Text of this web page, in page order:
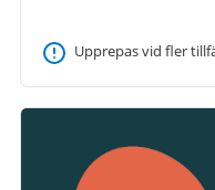
Upprepas vid fler